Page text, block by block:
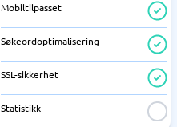
Mobiltilpasset
Søkeordoptimalisering
SSL-sikkerhet
Statistikk